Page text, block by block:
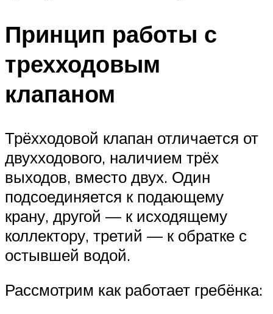
Принцип работы с
трехходовым
клапаном
Трёхходовой клапан отличается от
двухходового, наличием трёх
выходов, вместо двух. Один
подсоединяется к подающему
крану, другой — к исходящему
коллектору, третий — к обратке с
остывшей водой.
Рассмотрим как работает гребёнка: